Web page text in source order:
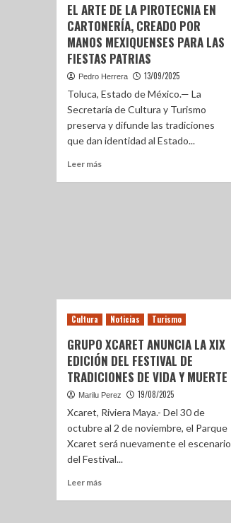
EL ARTE DE LA PIROTECNIA EN
CARTONERÍA, CREADO POR
MANOS MEXIQUENSES PARA LAS
FIESTAS PATRIAS
Pedro Herrera 13/09/2025
Toluca, Estado de México.— La
Secretaría de Cultura y Turismo
preserva y difunde las tradiciones
que dan identidad al Estado...
Leer más
Cultura Noticias Turismo
GRUPO XCARET ANUNCIA LA XIX
EDICIÓN DEL FESTIVAL DE
TRADICIONES DE VIDA Y MUERTE
Marilu Perez 19/08/2025
Xcaret, Riviera Maya.- Del 30 de
octubre al 2 de noviembre, el Parque
Xcaret será nuevamente el escenario
del Festival...
Leer más